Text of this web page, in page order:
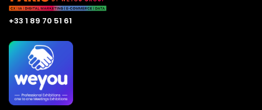
+33 1 89 70 51 61